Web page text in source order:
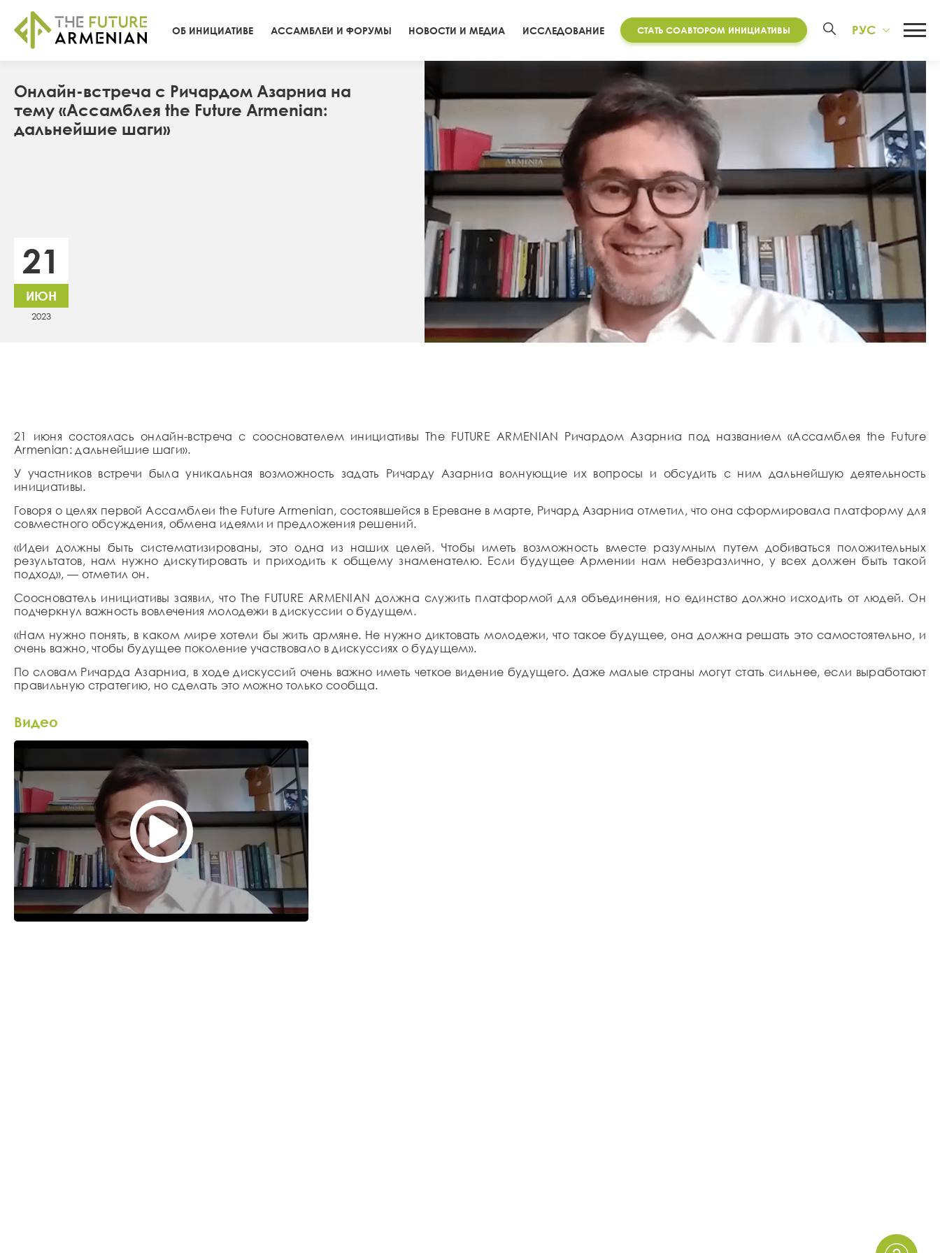
ОБ ИНИЦИАТИВЕ АССАМБЛЕИ И ФОРУМЫ НОВОСТИ И МЕДИА ИССЛЕДОВАНИЕ СТАТЬ СОАВТОРОМ ИНИЦИАТИВЫ РУС
Онлайн-встреча с Ричардом Азарниа на
тему «Ассамблея the Future Armenian:
дальнейшие шаги»
21
ИЮН
2023
21 июня состоялась онлайн-встреча с сооснователем инициативы The FUTURE ARMENIAN Ричардом Азарниа под названием «Ассамблея the Future
Armenian: дальнейшие шаги».
У участников встречи была уникальная возможность задать Ричарду Азарниа волнующие их вопросы и обсудить с ним дальнейшую деятельность
инициативы.
Говоря о целях первой Ассамблеи the Future Armenian, состоявшейся в Ереване в марте, Ричард Азарниа отметил, что она сформировала платформу для
совместного обсуждения, обмена идеями и предложения решений.
«Идеи должны быть систематизированы, это одна из наших целей. Чтобы иметь возможность вместе разумным путем добиваться положительных
результатов, нам нужно дискутировать и приходить к общему знаменателю. Если будущее Армении нам небезразлично, у всех должен быть такой
подход», — отметил он.
Сооснователь инициативы заявил, что The FUTURE ARMENIAN должна служить платформой для объединения, но единство должно исходить от людей. Он
подчеркнул важность вовлечения молодежи в дискуссии о будущем.
«Нам нужно понять, в каком мире хотели бы жить армяне. Не нужно диктовать молодежи, что такое будущее, она должна решать это самостоятельно, и
очень важно, чтобы будущее поколение участвовало в дискуссиях о будущем».
По словам Ричарда Азарниа, в ходе дискуссий очень важно иметь четкое видение будущего. Даже малые страны могут стать сильнее, если выработают
правильную стратегию, но сделать это можно только сообща.
Видео